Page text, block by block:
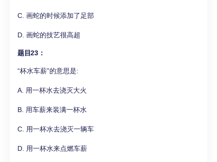
C. 画蛇的时候添加了足部
D. 画蛇的技艺很高超
题目23：
“杯水车薪”的意思是:
A. 用一杯水去浇灭大火
B. 用车薪来装满一杯水
C. 用一杯水去浇灭一辆车
D. 用一杯水来点燃车薪